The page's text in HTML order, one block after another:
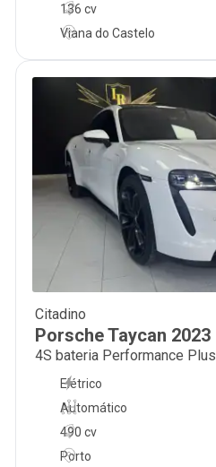
136 cv
Viana do Castelo
Citadino
PorscheTaycan 2023
4S bateria Performance Plus
Automático
490 cv
Elétrico
Porto